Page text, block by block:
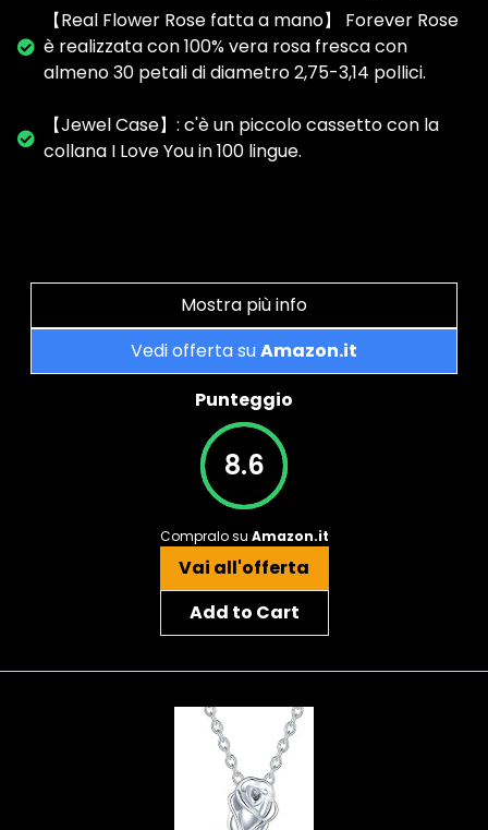
【Real Flower Rose fatta a mano】 Forever Rose
è realizzata con 100% vera rosa fresca con
almeno 30 petali di diametro 2,75-3,14 pollici.
【Jewel Case】: c'è un piccolo cassetto con la
collana I Love You in 100 lingue.
Mostra più info
Vedi offerta suAmazon.it
Punteggio
8.6
Compralo su Amazon.it
Vai all'offerta
Add to Cart